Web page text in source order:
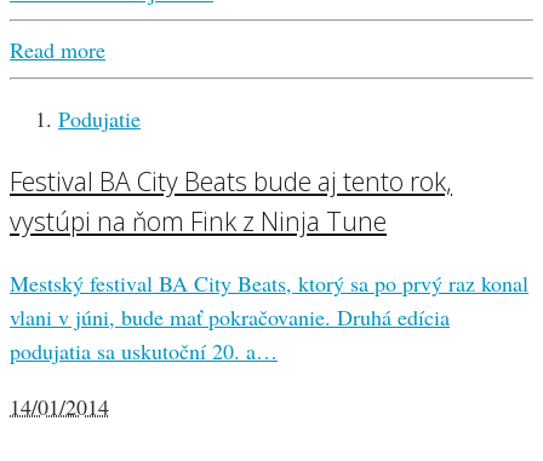
Read more
Podujatie
Festival BA City Beats bude aj tento rok,
vystúpi na ňom Fink z Ninja Tune
Mestský festival BA City Beats, ktorý sa po prvý raz konal
vlani v júni, bude mať pokračovanie. Druhá edícia
podujatia sa uskutoční 20. a…
14/01/2014